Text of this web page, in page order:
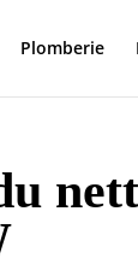
Plomberie